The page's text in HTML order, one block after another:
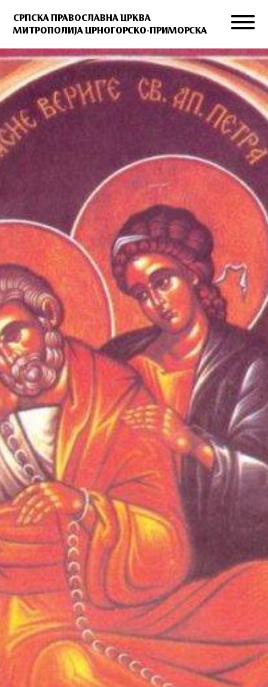
СРПСКА ПРАВОСЛАВНА ЦРКВА
МИТРОПОЛИЈА ЦРНОГОРСКО-ПРИМОРСКА